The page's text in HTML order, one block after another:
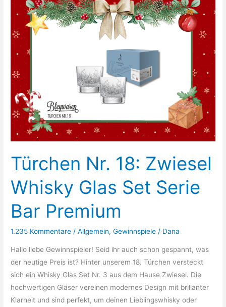
Mason
Türchen Nr. 18: Zwiesel
Whisky Glas Set Serie
Bar Premium
1.235 Kommentare /Allgemein,Gewinnspiele / Dana
Hallo liebe Gewinnspieler! Seid ihr auch schon gespannt, was
der heutige Preis ist? Hinter unserem 18. Türchen versteckt
sich ein Whisky Glas Set Nr. 3 aus dem Hause Zwiesel. Die
hochwertigen Gläser vereinen modernes Design mit brillanter
Klarheit und sind perfekt, um deinen Lieblingswhisky oder